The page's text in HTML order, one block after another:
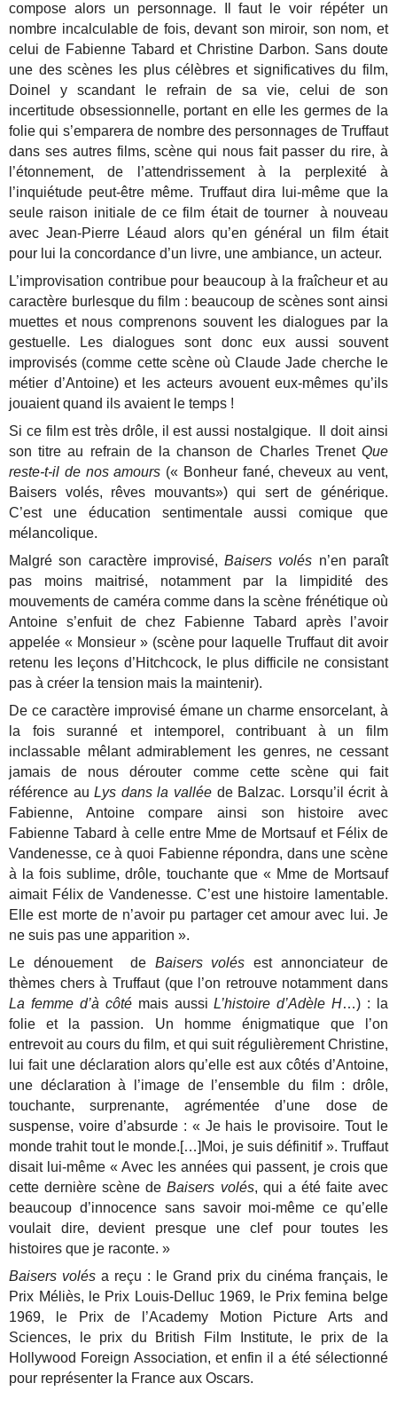
compose alors un personnage. Il faut le voir répéter un
nombre incalculable de fois, devant son miroir, son nom, et
celui de Fabienne Tabard et Christine Darbon. Sans doute
une des scènes les plus célèbres et significatives du film,
Doinel y scandant le refrain de sa vie, celui de son
incertitude obsessionnelle, portant en elle les germes de la
folie qui s’emparera de nombre des personnages de Truffaut
dans ses autres films, scène qui nous fait passer du rire, à
l’étonnement, de l’attendrissement à la perplexité à
l’inquiétude peut-être même. Truffaut dira lui-même que la
seule raison initiale de ce film était de tourner à nouveau
avec Jean-Pierre Léaud alors qu’en général un film était
pour lui la concordance d’un livre, une ambiance, un acteur.
L’improvisation contribue pour beaucoup à la fraîcheur et au
caractère burlesque du film : beaucoup de scènes sont ainsi
muettes et nous comprenons souvent les dialogues par la
gestuelle. Les dialogues sont donc eux aussi souvent
improvisés (comme cette scène où Claude Jade cherche le
métier d’Antoine) et les acteurs avouent eux-mêmes qu’ils
jouaient quand ils avaient le temps !
Si ce film est très drôle, il est aussi nostalgique. Il doit ainsi
son titre au refrain de la chanson de Charles Trenet Que
reste-t-il de nos amours (« Bonheur fané, cheveux au vent,
Baisers volés, rêves mouvants») qui sert de générique.
C’est une éducation sentimentale aussi comique que
mélancolique.
Malgré son caractère improvisé,Baisers volés n’en paraît
pas moins maitrisé, notamment par la limpidité des
mouvements de caméra comme dans la scène frénétique où
Antoine s’enfuit de chez Fabienne Tabard après l’avoir
appelée « Monsieur » (scène pour laquelle Truffaut dit avoir
retenu les leçons d’Hitchcock, le plus difficile ne consistant
pas à créer la tension mais la maintenir).
De ce caractère improvisé émane un charme ensorcelant, à
la fois suranné et intemporel, contribuant à un film
inclassable mêlant admirablement les genres, ne cessant
jamais de nous dérouter comme cette scène qui fait
référence auLys dans la vallée de Balzac. Lorsqu’il écrit à
Fabienne, Antoine compare ainsi son histoire avec
Fabienne Tabard à celle entre Mme de Mortsauf et Félix de
Vandenesse, ce à quoi Fabienne répondra, dans une scène
à la fois sublime, drôle, touchante que « Mme de Mortsauf
aimait Félix de Vandenesse. C’est une histoire lamentable.
Elle est morte de n’avoir pu partager cet amour avec lui. Je
ne suis pas une apparition ».
Le dénouement de Baisers volés est annonciateur de
thèmes chers à Truffaut (que l’on retrouve notamment dans
La femme d’à côtémais aussiL’histoire d’Adèle H…) : la
folie et la passion. Un homme énigmatique que l’on
entrevoit au cours du film, et qui suit régulièrement Christine,
lui fait une déclaration alors qu’elle est aux côtés d’Antoine,
une déclaration à l’image de l’ensemble du film : drôle,
touchante, surprenante, agrémentée d’une dose de
suspense, voire d’absurde : « Je hais le provisoire. Tout le
monde trahit tout le monde.[…]Moi, je suis définitif ». Truffaut
disait lui-même « Avec les années qui passent, je crois que
cette dernière scène deBaisers volés, qui a été faite avec
beaucoup d’innocence sans savoir moi-même ce qu’elle
voulait dire, devient presque une clef pour toutes les
histoires que je raconte. »
Baisers volés a reçu : le Grand prix du cinéma français, le
Prix Méliès, le Prix Louis-Delluc 1969, le Prix femina belge
1969, le Prix de l’Academy Motion Picture Arts and
Sciences, le prix du British Film Institute, le prix de la
Hollywood Foreign Association, et enfin il a été sélectionné
pour représenter la France aux Oscars.